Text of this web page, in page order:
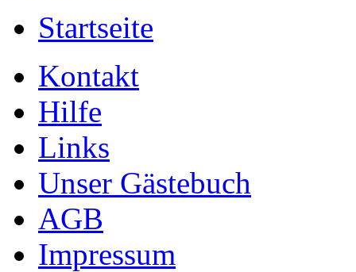
Startseite
Kontakt
Hilfe
Links
Unser Gästebuch
AGB
Impressum